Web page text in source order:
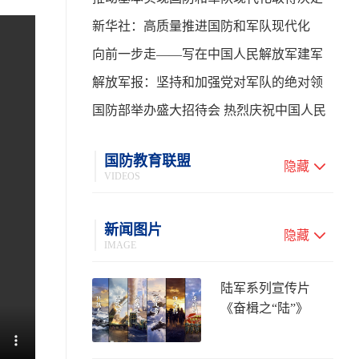
性进展——学习贯彻习主席在中共中央政
治局第二十七次集体学习时的重要讲话
新华社：高质量推进国防和军队现代化
向前一步走——写在中国人民解放军建军
99周年之际
解放军报：坚持和加强党对军队的绝对领
导 高质量推进国防和军队现代化
国防部举办盛大招待会 热烈庆祝中国人民
国防教育联盟
VIDEOS
隐藏
新闻图片
IMAGE
隐藏
陆军系列宣传片
《奋楫之“陆”》